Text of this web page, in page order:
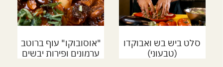
"אוסובוקו" עוף ברוטב
ערמונים ופירות יבשים
סלט ביש בש ואבוקדו
(טבעוני)